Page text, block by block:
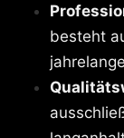
besteht